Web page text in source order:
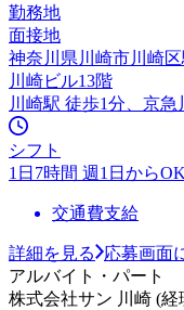
勤務地
面接地
神奈川県川崎市川崎
川崎ビル13階
川崎駅 徒歩1分、京急
シフト
1日7時間 週1日からOK
交通費支給
詳細を見る
応募画面
アルバイト・パート
株式会社サン 川崎 (経